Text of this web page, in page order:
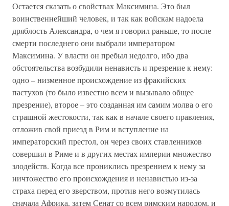
Остается сказать о свойствах Максимина. Это был
воинственнейший человек, и так как войскам надоела
дряблость Александра, о чем я говорил раньше, то после
смерти последнего они выбрали императором
Максимина. У власти он пребыл недолго, ибо два
обстоятельства возбудили ненависть и презрение к нему:
одно – низменное происхождение из фракийских
пастухов (то было известно всем и вызывало общее
презрение), второе – это созданная им самим молва о его
страшной жестокости, так как в начале своего правления,
отложив свой приезд в Рим и вступление на
императорский престол, он через своих ставленников
совершил в Риме и в других местах империи множество
злодейств. Когда все прониклись презрением к нему за
ничтожество его происхождения и ненавистью из-за
страха перед его зверством, против него возмутилась
сначала Африка, затем Сенат со всем римским народом, и